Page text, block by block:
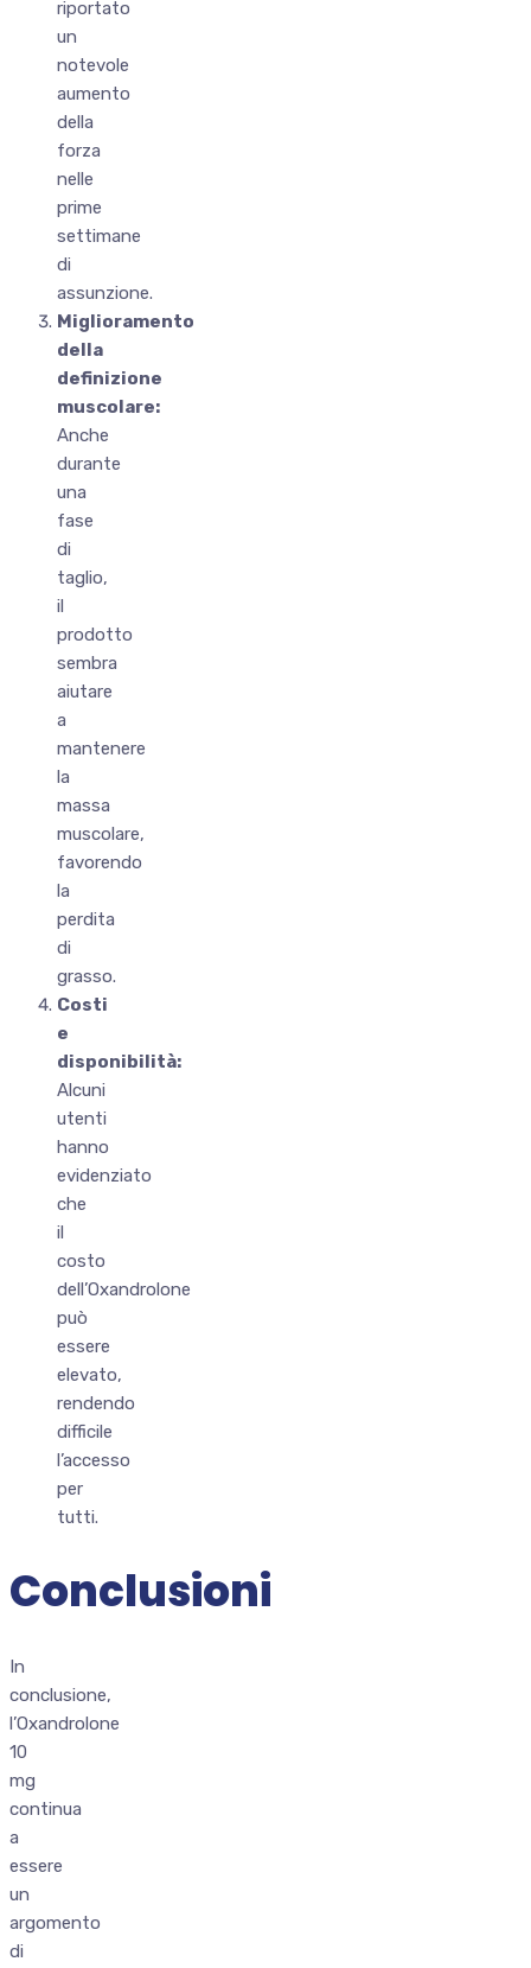
riportato
un
notevole
aumento
della
forza
nelle
prime
settimane
di
assunzione.
Miglioramento
della
definizione
muscolare:
Anche
durante
una
fase
di
taglio,
il
prodotto
sembra
aiutare
a
mantenere
la
massa
muscolare,
favorendo
la
perdita
di
grasso.
Costi
e
disponibilità:
Alcuni
utenti
hanno
evidenziato
che
il
costo
dell’Oxandrolone
può
essere
elevato,
rendendo
difficile
l’accesso
per
tutti.
Conclusioni
In
conclusione,
l’Oxandrolone
10
mg
continua
a
essere
un
argomento
di